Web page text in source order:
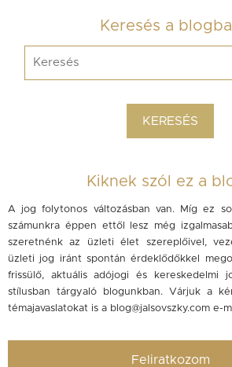
Keresés a
Kiknek szól ez a
A jog folytonos változásban van. Míg ez
számunkra éppen ettől lesz még
szeretnénk az üzleti élet szereplőivel,
üzleti jog iránt spontán érdeklődőkkel
frissülő, aktuális adójogi és kereskedelmi
stílusban tárgyaló blogunkban. Várjuk a
témajavaslatokat is a blog@jalsovszky.com e-
Feliratkozom